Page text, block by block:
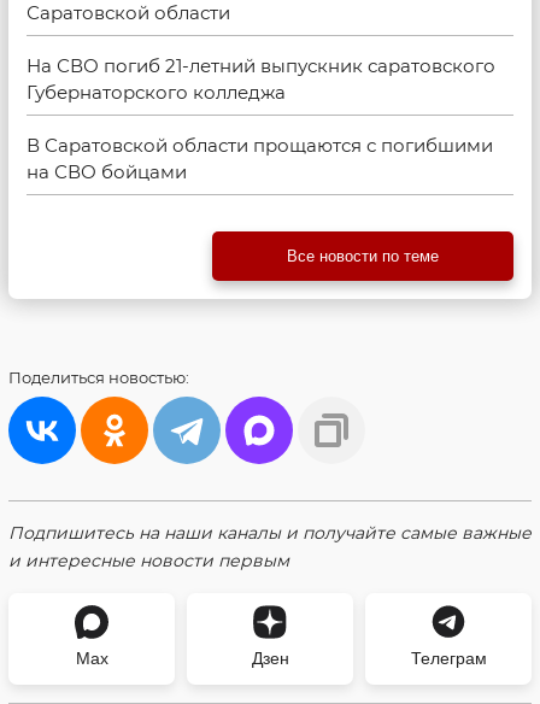
Саратовской области
На СВО погиб 21-летний выпускник саратовского
Губернаторского колледжа
В Саратовской области прощаются с погибшими
на СВО бойцами
Все новости по теме
Поделиться новостью:
Подпишитесь на наши каналы и получайте самые важные
и интересные новости первым
Max Дзен Телеграм